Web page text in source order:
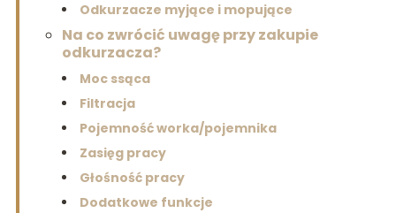
Odkurzacze myjące i mopujące
Na co zwrócić uwagę przy zakupie
odkurzacza?
Moc ssąca
Filtracja
Pojemność worka/pojemnika
Zasięg pracy
Głośność pracy
Dodatkowe funkcje